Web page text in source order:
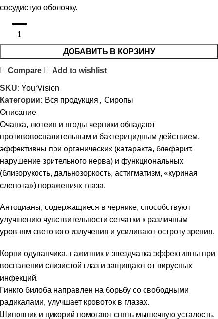
сосудистую оболочку.
ДОБАВИТЬ В КОРЗИНУ
Compare Add to wishlist
SKU: YourVision
Категории: Вся продукция , Сиропы
Описание
Очанка, лютеин и ягоды черники обладают
противовоспалительным и бактерицидным действием,
эффективны при органических (катаракта, блефарит,
нарушение зрительного нерва) и функциональных
(близорукость, дальнозоркость, астигматизм, «куриная
слепота») поражениях глаза.
Антоцианы, содержащиеся в чернике, способствуют
улучшению чувствительности сетчатки к различным
уровням светового излучения и усиливают остроту зрения.
Корни одуванчика, пажитник и звездчатка эффективны при
воспалении слизистой глаз и защищают от вирусных
инфекций.
Гинкго билоба направлен на борьбу со свободными
радикалами, улучшает кровоток в глазах.
Шиповник и цикорий помогают снять мышечную усталость.